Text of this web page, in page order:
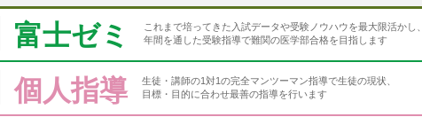
富士ゼミ
これまで培ってきた入試データや受験ノウハウを最大限活かし、
年間を通した受験指導で難関の医学部合格を目指します
個人指導
生徒・講師の1対1の完全マンツーマン指導で生徒の現状、
目標・目的に合わせ最善の指導を行います